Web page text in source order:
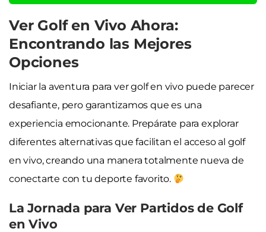
Ver Golf en Vivo Ahora:
Encontrando las Mejores
Opciones
Iniciar la aventura para ver golf en vivo puede parecer
desafiante, pero garantizamos que es una
experiencia emocionante. Prepárate para explorar
diferentes alternativas que facilitan el acceso al golf
en vivo, creando una manera totalmente nueva de
conectarte con tu deporte favorito.
La Jornada para Ver Partidos de Golf
en Vivo